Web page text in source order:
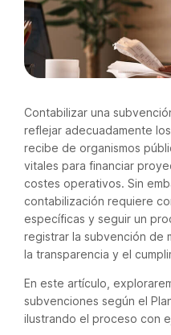
Contabilizar una
reflejar adecuadamente
recibe de organismos
vitales para financiar
costes operativos. Sin
contabilización requiere
específicas y seguir un
registrar la subvención de
la transparencia y el
En este artículo,
subvenciones según el
ilustrando el proceso con